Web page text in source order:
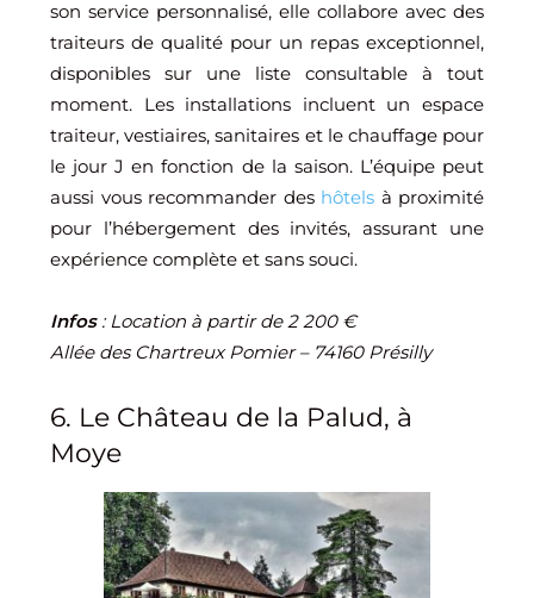
son service personnalisé, elle collabore avec des
traiteurs de qualité pour un repas exceptionnel,
disponibles sur une liste consultable à tout
moment. Les installations incluent un espace
traiteur, vestiaires, sanitaires et le chauffage pour
le jour J en fonction de la saison. L’équipe peut
aussi vous recommander des hôtels à proximité
pour l’hébergement des invités, assurant une
expérience complète et sans souci.
Infos: Location à partir de 2 200 €
Allée des Chartreux Pomier – 74160 Présilly
6. Le Château de la Palud, à
Moye